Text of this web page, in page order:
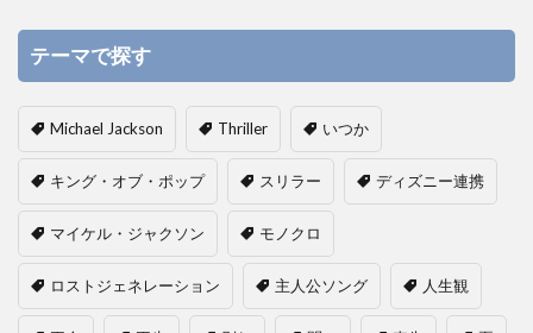
テーマで探す
Michael Jackson Thriller いつか
キング・オブ・ポップ スリラー ディズニー連携
マイケル・ジャクソン モノクロ
ロストジェネレーション 主人公ソング 人生観